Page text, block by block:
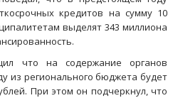
кредитов на сумму 10
выделят 343 миллиона
что на содержание органов
из регионального бюджета будет
При этом он подчеркнул, что